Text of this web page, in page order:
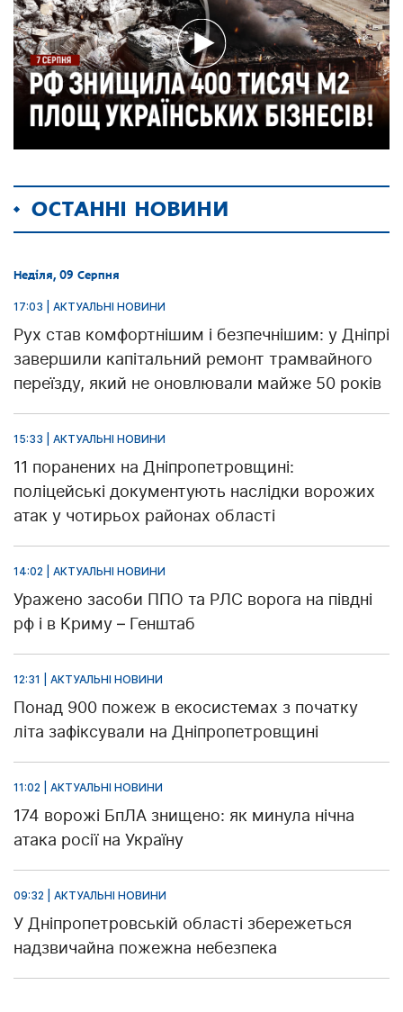
ОСТАННІ НОВИНИ
Неділя, 09 Серпня
17:03 | АКТУАЛЬНІ НОВИНИ
Рух став комфортнішим і безпечнішим: у Дніпрі
завершили капітальний ремонт трамвайного
переїзду, який не оновлювали майже 50 років
15:33 | АКТУАЛЬНІ НОВИНИ
11 поранених на Дніпропетровщині:
поліцейські документують наслідки ворожих
атак у чотирьох районах області
14:02 | АКТУАЛЬНІ НОВИНИ
Уражено засоби ППО та РЛС ворога на півдні
рф і в Криму – Генштаб
12:31 | АКТУАЛЬНІ НОВИНИ
Понад 900 пожеж в екосистемах з початку
літа зафіксували на Дніпропетровщині
11:02 | АКТУАЛЬНІ НОВИНИ
174 ворожі БпЛА знищено: як минула нічна
атака росії на Україну
09:32 | АКТУАЛЬНІ НОВИНИ
У Дніпропетровській області збережеться
надзвичайна пожежна небезпека